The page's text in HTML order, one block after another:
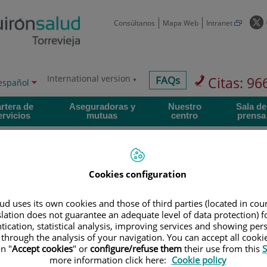
Consúltanos Mapa Web Intranet
International version
centros-FAQs Citas:
de
Aseguradoras y
mutuas
Nuestro
centro
Sala de
prensa
Investigación
Teléfono de atención al usuario900
Cookies configuration
uses its own cookies and those of third parties (located in
does not guarantee an adequate level of data protection)
statistical analysis, improving services and showing
the analysis of your navigation. You can accept all
"Accept cookies" or configure/refuse themtheir use from this
more information click here: Cookie policy